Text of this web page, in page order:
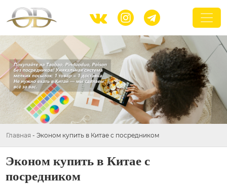
  
Главная - Эконом купить в Китае с посредником
Эконом купить в Китае с
посредником